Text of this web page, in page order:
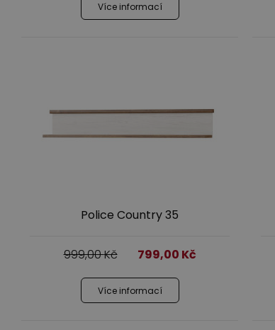
Více informací
Police Country 35
999,00Kč 799,00 Kč
Více informací